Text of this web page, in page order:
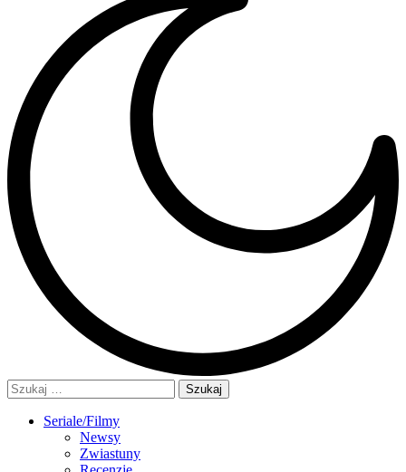
Szukaj:
Seriale/Filmy
Newsy
Zwiastuny